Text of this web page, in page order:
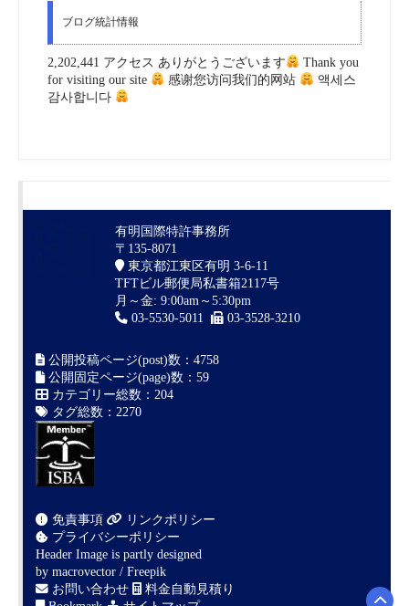
ブログ統計情報
2,202,441 アクセス ありがとうございます
Thank you
for visiting our site
感谢您访问我们的网站
액세스
감사합니다
有明国際特許事務所
〒135-8071
東京都江東区有明 3-6-11
TFTビル郵便局私書箱2117号
月～金: 9:00am～5:30pm
03-5530-5011
03-3528-3210
公開投稿ページ(post)数：4758
公開固定ページ(page)数：59
カテゴリー総数：204
タグ総数：2270
免責事項
リンクポリシー
プライバシーポリシー
Header Image is partly designed
by macrovector / Freepik
お問い合わせ
料金自動見積り